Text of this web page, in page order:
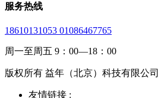
服务热线
18610131053 01086467765
周一至周五 9：00—18：00
版权所有 益年（北京）科技有限公司
友情链接 :